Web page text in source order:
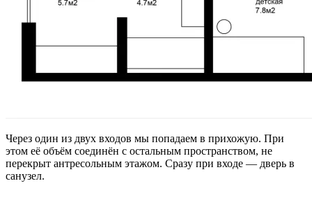
Через один из двух входов мы попадаем в прихожую. При
этом её объём соединён с остальным пространством, не
перекрыт антресольным этажом. Сразу при входе — дверь в
санузел.